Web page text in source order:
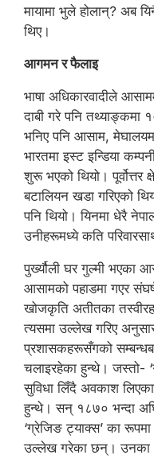
मायामा भुले होलान्? अब
थिए।
आगमन र फैलाइ
भाषा अधिकारवादीले
दाबी गरे पनि
भनिए पनि आसाम,
भारतमा इस्ट इन्डिया
शुरू भएको थियो।
बटालियन खडा गरिएको
पनि थियो। यिनमा धेरै
उनीहरूमध्ये कति
पुर्ख्यौली घर गुल्मी भएका
आसामको पहाडमा गएर
खोजकृति अतीतका
त्यसमा उल्लेख गरिए
प्रशासकहरूसँगको
चलाइरहेका हुन्थे। जस्तो-
सुविधा लिँदै अवकाश
हुन्थे। सन् १८७० भन्दा
‘ग्रेजिङ ट्याक्स’ का
उल्लेख गरेका छन्।